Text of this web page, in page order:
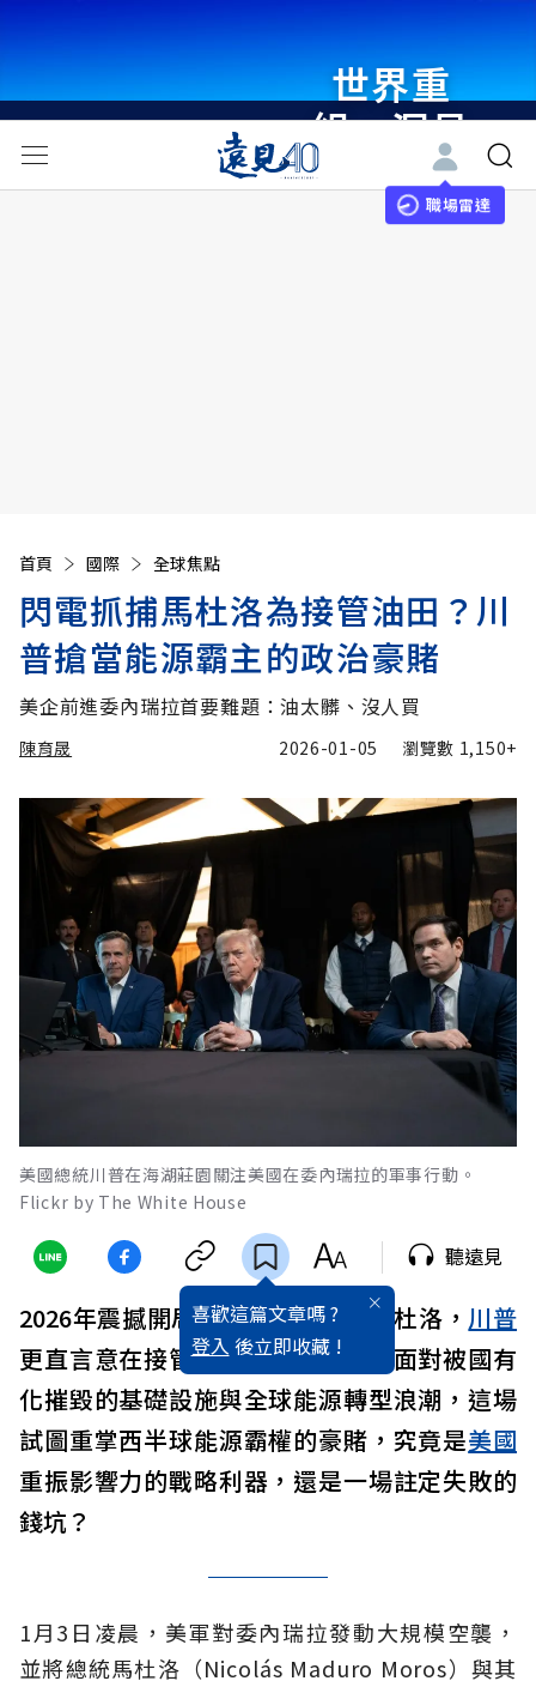
世界重
組・洞見
未來 與
世界領袖
職場雷達
首頁 國際 全球焦點
閃電抓捕馬杜洛為接管油田？川
普搶當能源霸主的政治豪賭
美企前進委內瑞拉首要難題：油太髒、沒人買
陳育晟 2026-01-05 瀏覽數 1,150+
美國總統川普在海湖莊園關注美國在委內瑞拉的軍事行動。
Flickr by The White House
喜歡這篇文章嗎 ?
登入 後立即收藏 !
聽遠見
2026年震撼開局！美軍閃電逮捕馬杜洛， 川普
更直言意在接管該國石油。然而，面對被國有
化摧毀的基礎設施與全球能源轉型浪潮，這場
試圖重掌西半球能源霸權的豪賭，究竟是美國
重振影響力的戰略利器，還是一場註定失敗的
錢坑？
1月3日凌晨，美軍對委內瑞拉發動大規模空襲，
並將總統馬杜洛（Nicolás Maduro Moros）與其